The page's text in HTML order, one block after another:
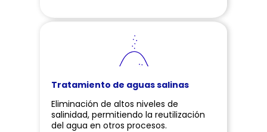
Tratamiento de aguas salinas
Eliminación de altos niveles de
salinidad, permitiendo la reutilización
del agua en otros procesos.